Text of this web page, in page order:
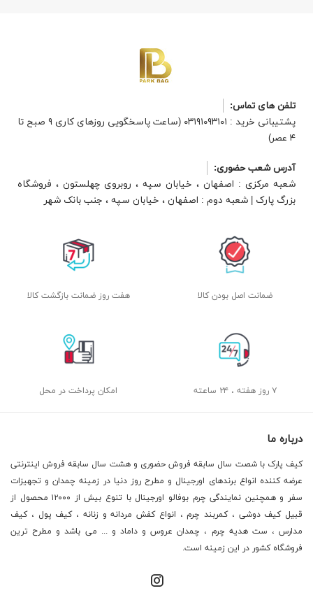
تلفن های تماس:
پشتیبانی خرید : ۰۳۱۹۱۰۹۳۱۰۱ (ساعت پاسخگویی روزهای کاری ۹ صبح تا
۴ عصر)
آدرس شعب حضوری:
شعبه مرکزی : اصفهان ، خیابان سپه ، روبروی چهلستون ، فروشگاه
بزرگ پارک | شعبه دوم : اصفهان ، خیابان سپه ، جنب بانک شهر
ضمانت اصل بودن کالا هفت روز ضمانت بازگشت کالا
۷ روز هفته ، ۲۴ ساعته امکان پرداخت در محل
درباره ما
کیف پارک با شصت سال سابقه فروش حضوری و هشت سال سابقه فروش اینترنتی
عرضه کننده انواع برندهای اورجینال و مطرح روز دنیا در زمینه چمدان و تجهیزات
سفر و همچنین نمایندگی چرم بوفالو اورجینال با تنوع بیش از ۱۲۰۰۰ محصول از
قبیل کیف دوشی ، کمربند چرم ، انواع کفش مردانه و زنانه ، کیف پول ، کیف
مدارس ، ست هدیه چرم ، چمدان عروس و داماد و ... می باشد و مطرح ترین
فروشگاه کشور در این زمینه است.